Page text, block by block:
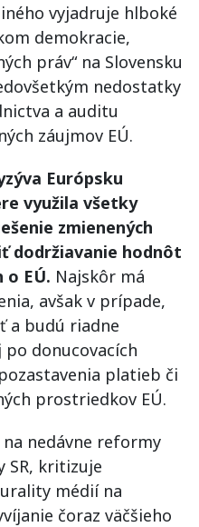
vyjadruje hlboké
demokracie,
práv“ na Slovensku
nedostatky
a auditu
záujmov EÚ.
Európsku
využila všetky
zmienených
dodržiavanie hodnôt
o EÚ. Najskôr má
avšak v prípade,
a budú riadne
donucovacích
platieb či
prostriedkov EÚ.
nedávne reformy
SR, kritizuje
médií na
čoraz väčšieho